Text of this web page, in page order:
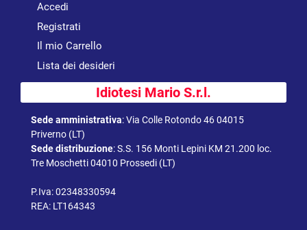
Accedi
Registrati
Il mio Carrello
Lista dei desideri
Idiotesi Mario S.r.l.
Sede amministrativa:Via Colle Rotondo 46 04015
Priverno (LT)
Sede distribuzione:S.S. 156 Monti Lepini KM 21.200 loc.
Tre Moschetti 04010 Prossedi (LT)
P.Iva: 02348330594
REA: LT164343